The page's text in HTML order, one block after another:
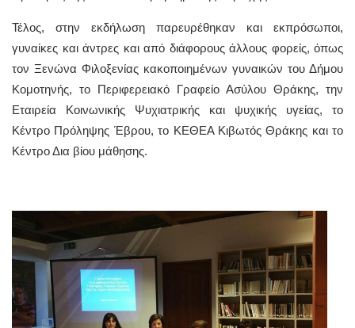
Τέλος, στην εκδήλωση παρευρέθηκαν και εκπρόσωποι,
γυναίκες και άντρες και από διάφορους άλλους φορείς, όπως
τον Ξενώνα Φιλοξενίας κακοποιημένων γυναικών του Δήμου
Κομοτηνής, το Περιφερειακό Γραφείο Ασύλου Θράκης, την
Εταιρεία Κοινωνικής Ψυχιατρικής και ψυχικής υγείας, το
Κέντρο Πρόληψης Έβρου, το ΚΕΘΕΑ Κιβωτός Θράκης και το
Κέντρο Δια βίου μάθησης.